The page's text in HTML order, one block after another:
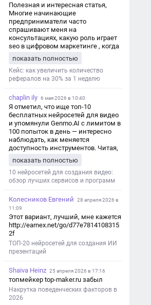
Полезная и интересная статья,
Многие начинающие
предприниматели часто
спрашивают меня на
консультациях, какую роль играет
seo в цифровом маркетинге , когда
обсуждаем их проект:
https://aseotop.com/kakuyu-rol-igraet-
seo-v-czifrovom-marketinge/
показать полностью
Кейс: как увеличить количество
рефералов на 30% за 1 неделю
chaplin ily 6 мая 2026 в 10:40
Я отметил, что ище топ-10
бесплатных нейросетей для видео
и упомянули Genmo.AI с лимитом в
100 попыток в день — интересно
наблюдать, как меняется
доступность инструментов. Читая,
с короткими клипами в телеграм-
каналах YAGLA и Kokoc Group. Flux 2
показать полностью
10 нейросетей для создания видео:
обзор лучших сервисов и программ
Колесников Евгений
28 апреля 2026 в
11:09
Этот вариант, лучший, мне кажется
http://earnex.net/go/d77e7814108315
2f
ТОП-20 нейросетей для создания ИИ
презентаций
Shaiva Heinz 25 апреля 2026 в 17:16
топмейкер top-maker.ru забыл
Накрутка поведенческих факторов в
2026